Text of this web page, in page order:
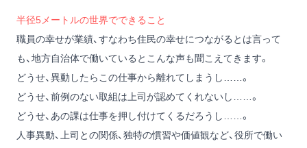
半径5メートルの世界でできること
職員の幸せが業績、すなわち住民の幸せにつながるとは言って
も、地方自治体で働いているとこんな声も聞こえてきます。
どうせ、異動したらこの仕事から離れてしまうし……。
どうせ、前例のない取組は上司が認めてくれないし……。
どうせ、あの課は仕事を押し付けてくるだろうし……。
人事異動、上司との関係、独特の慣習や価値観など、役所で働い